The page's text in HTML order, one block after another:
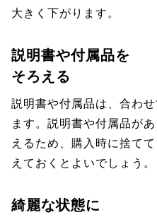
大きく下がります。
説明書や付属品を
そろえる
説明書や付属品は、合わ
ます。説明書や付属品が
えるため、購入時に捨て
えておくとよいでしょう。
綺麗な状態に